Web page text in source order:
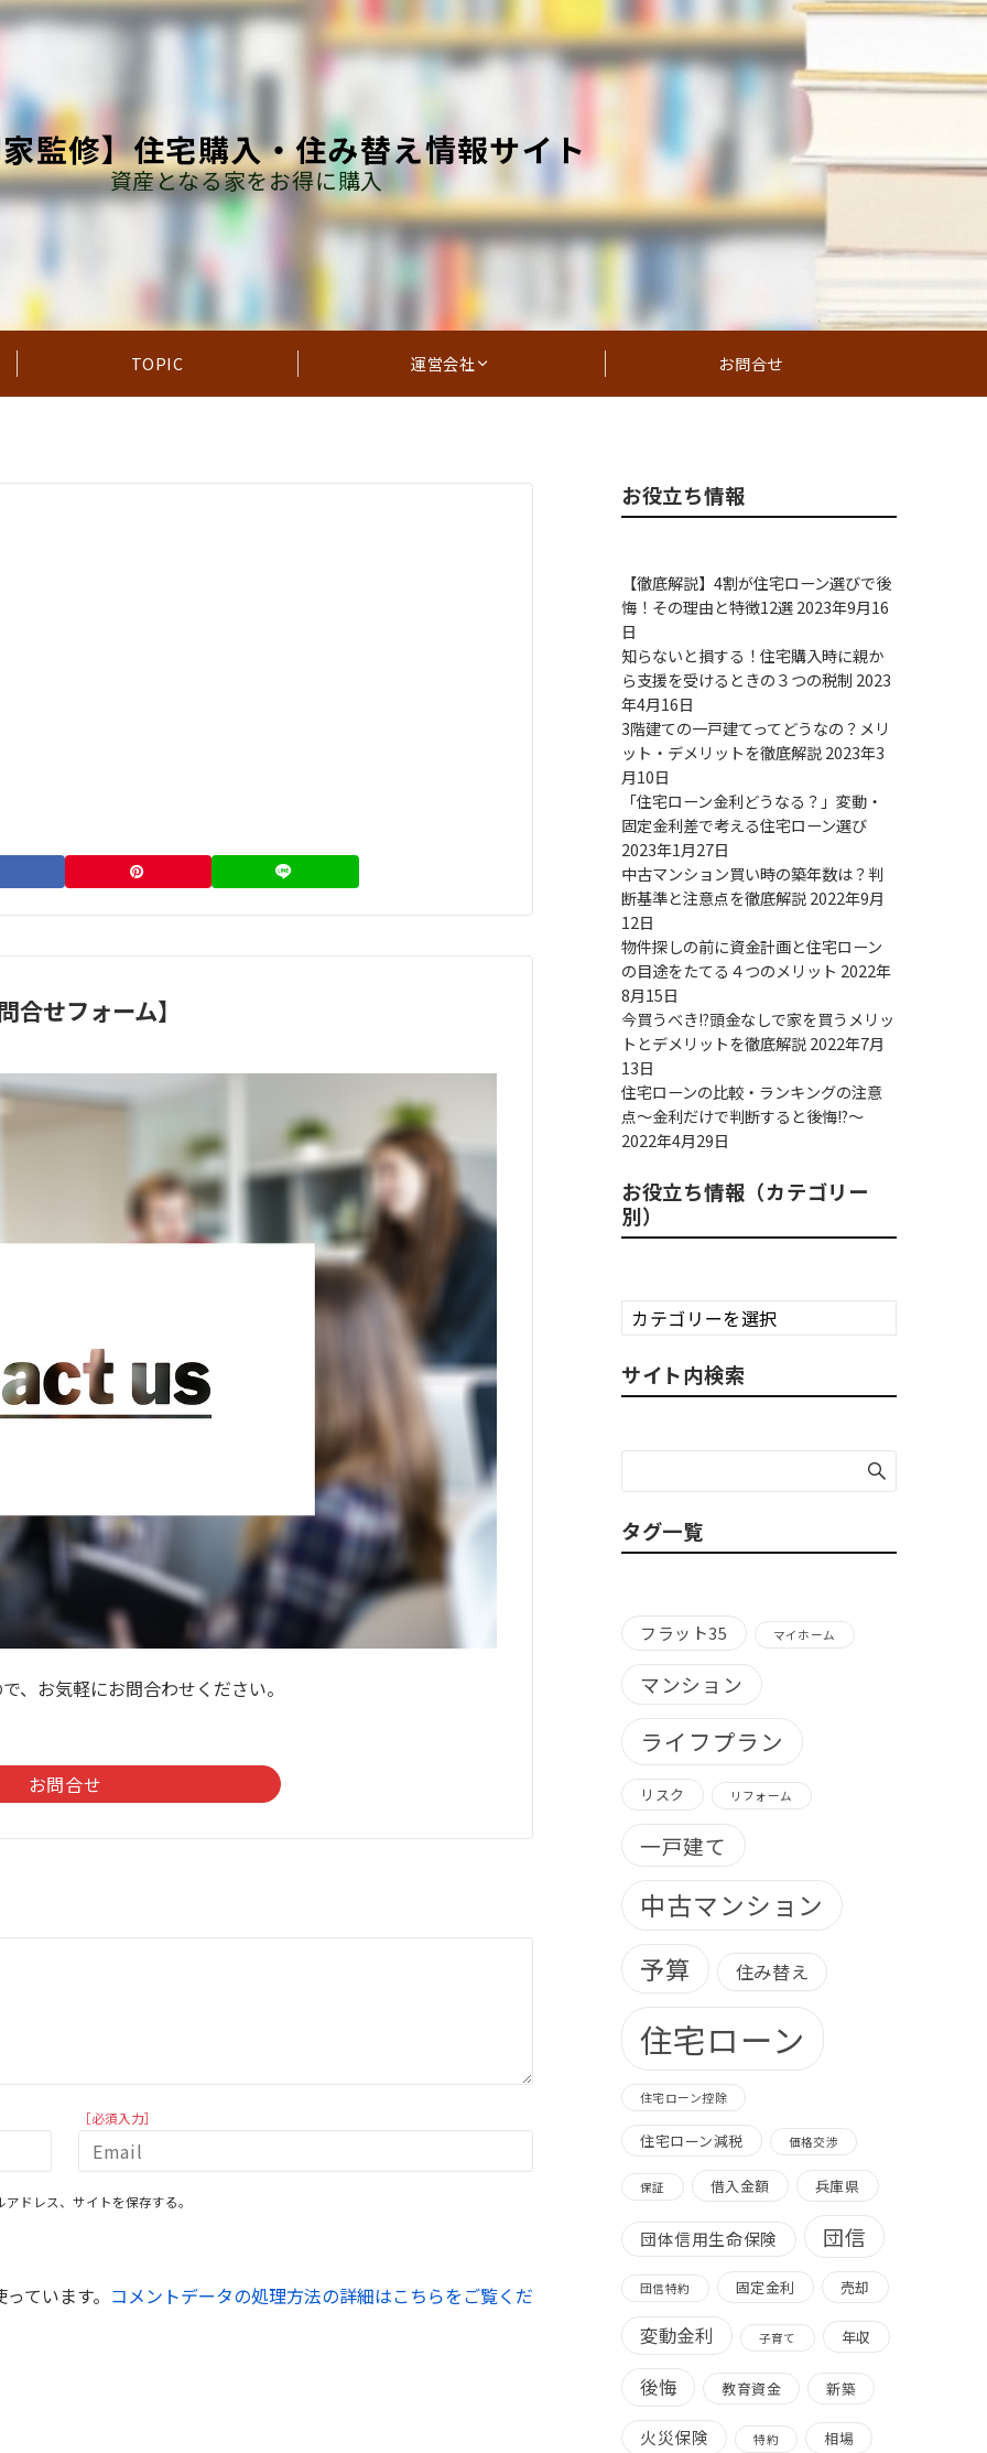
監修】住宅購入・住み替え情報サイト
資産となる家をお得に購入
TOPIC 運営会社 お問合せ
合せフォーム】
、お気軽にお問合わせください。
お問合せ
［必須入力］
ドレス、サイトを保存する。
ています。 コメントデータの処理方法の詳細はこちらをご覧くだ
お役立ち情報
【徹底解説】4割が住宅ローン選びで後
悔！その理由と特徴12選 2023年9月16
日
知らないと損する！住宅購入時に親か
ら支援を受けるときの３つの税制 2023
年4月16日
3階建ての一戸建てってどうなの？メリ
ット・デメリットを徹底解説 2023年3
月10日
「住宅ローン金利どうなる？」変動・
固定金利差で考える住宅ローン選び
2023年1月27日
中古マンション買い時の築年数は？判
断基準と注意点を徹底解説 2022年9月
12日
物件探しの前に資金計画と住宅ローン
の目途をたてる４つのメリット 2022年
8月15日
今買うべき!?頭金なしで家を買うメリッ
トとデメリットを徹底解説 2022年7月
13日
住宅ローンの比較・ランキングの注意
点～金利だけで判断すると後悔!?～
2022年4月29日
お役立ち情報（カテゴリー
別）
お
役
ち
情
（カ
ゴ
リ
ー
サイト内検索
タグ一覧
フラット35 マイホーム
マンション
ライフプラン
リスク リフォーム
一戸建て
中古マンション
予算 住み替え
住宅ローン
住宅ローン控除
住宅ローン減税 価格交渉
保証 借入金額 兵庫県
団体信用生命保険 団信
団信特約 固定金利 売却
変動金利 子育て 年収
後悔 教育資金 新築
火災保険 特約 相場